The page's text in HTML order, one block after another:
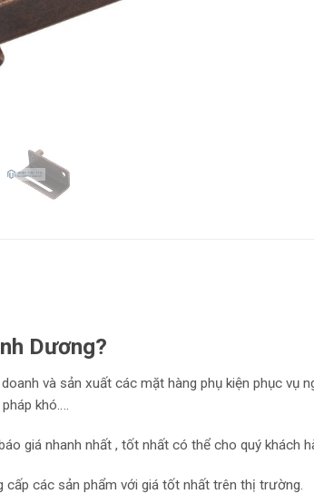
Dương?
và sản xuất các mặt hàng phụ kiện phục vụ
khó….
giá nhanh nhất , tốt nhất có thể cho quý khách
cấp các sản phẩm với giá tốt nhất trên thị trường.